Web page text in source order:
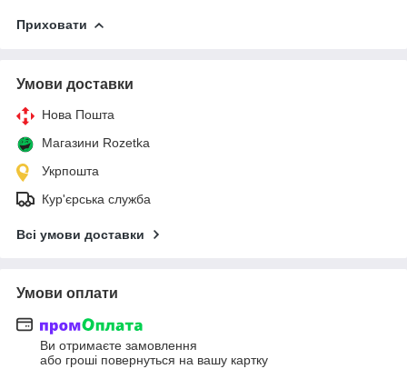
Приховати
Умови доставки
Нова Пошта
Магазини Rozetka
Укрпошта
Кур'єрська служба
Всі умови доставки
Умови оплати
Ви отримаєте замовлення
або гроші повернуться на вашу картку